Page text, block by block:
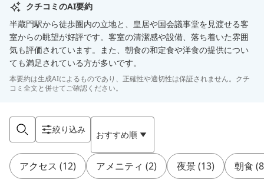
クチコミのAI要約
半蔵門駅から徒歩圏内の立地と、皇居や国会議事堂を見渡せる客
室からの眺望が好評です。客室の清潔感や設備、落ち着いた雰囲
気も評価されています。また、朝食の和定食や洋食の提供につい
ても満足されている方が多いです。
本要約は生成AIによるものであり、正確性や適切性は保証されません。クチ
コミ全文と併せてご確認ください。
絞り込み おすすめ順
アクセス (12) アメニティ (2) 夜景(13) 朝食 (8